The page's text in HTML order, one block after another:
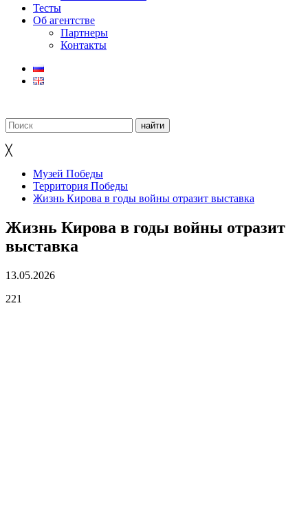
Тесты
Об агентстве
Партнеры
Контакты
╳
Музей Победы
Территория Победы
Жизнь Кирова в годы войны отразит выставка
Жизнь Кирова в годы войны отразит
выставка
13.05.2026
221